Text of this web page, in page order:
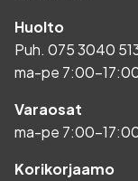
Huolto
Puh. 075 3040
ma-pe 7:00-
Varaosat
ma-pe 7:00-
Korikorjaamo